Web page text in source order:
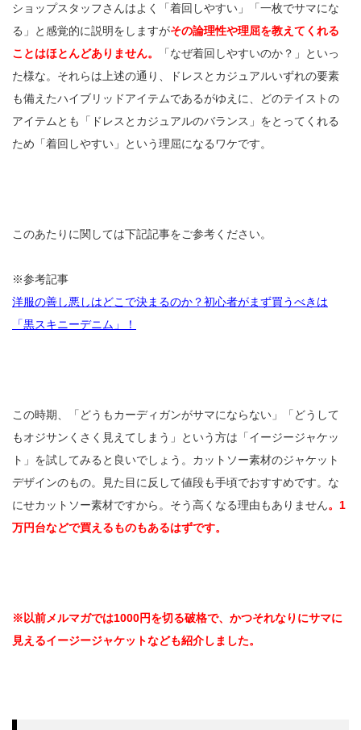
ショップスタッフさんはよく「着回しやすい」「一枚でサマにな
る」と感覚的に説明をしますがその論理性や理屈を教えてくれる
ことはほとんどありません。
「なぜ着回しやすいのか？」といっ
た様な。それらは上述の通り、ドレスとカジュアルいずれの要素
も備えたハイブリッドアイテムであるがゆえに、どのテイストの
アイテムとも「ドレスとカジュアルのバランス」をとってくれる
ため「着回しやすい」という理屈になるワケです。
このあたりに関しては下記記事をご参考ください。
※参考記事
洋服の善し悪しはどこで決まるのか？初心者がまず買うべきは
「黒スキニーデニム」！
この時期、「どうもカーディガンがサマにならない」「どうして
もオジサンくさく見えてしまう」という方は「イージージャケッ
ト」を試してみると良いでしょう。カットソー素材のジャケット
デザインのもの。見た目に反して値段も手頃でおすすめです。な
にせカットソー素材ですから。そう高くなる理由もありません。1
万円台などで買えるものもあるはずです。
※以前メルマガでは1000円を切る破格で、かつそれなりにサマに
見えるイージージャケットなども紹介しました。